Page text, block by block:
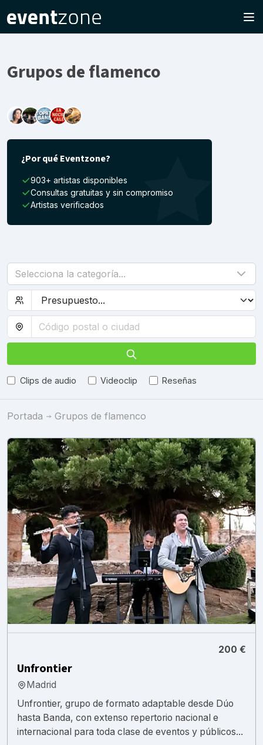
Grupos de flamenco
¿Por qué Eventzone?
903+ artistas disponibles
Consultas gratuitas y sin compromiso
Artistas verificados
Selecciona la categoría...
Clips de audio Videoclip Reseñas
Portada Grupos de flamenco
200 €
Unfrontier
Madrid
Unfrontier, grupo de formato adaptable desde Dúo
hasta Banda, con extenso repertorio nacional e
internacional para toda clase de eventos y públicos...